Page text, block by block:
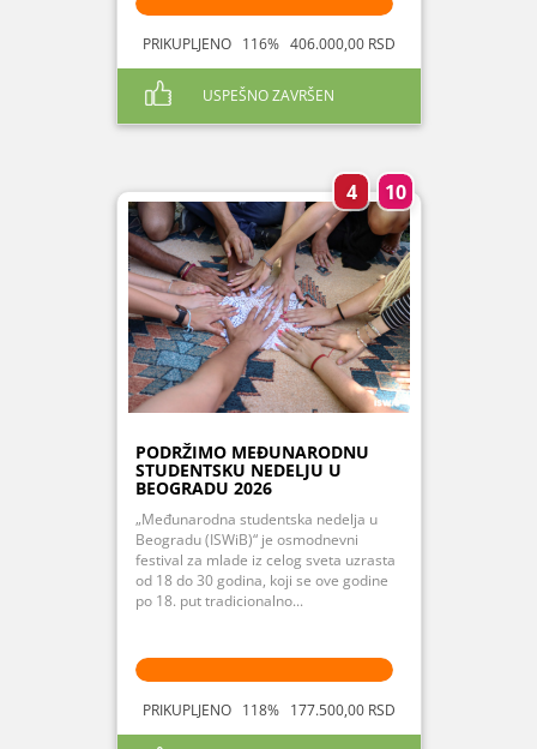
PRIKUPLJENO 116% 406.000,00 RSD
USPEŠNO ZAVRŠEN
4 10
PODRŽIMO MEĐUNARODNU
STUDENTSKU NEDELJU U
BEOGRADU 2026
„Međunarodna studentska nedelja u
Beogradu (ISWiB)“ je osmodnevni
festival za mlade iz celog sveta uzrasta
od 18 do 30 godina, koji se ove godine
po 18. put tradicionalno...
PRIKUPLJENO 118% 177.500,00 RSD